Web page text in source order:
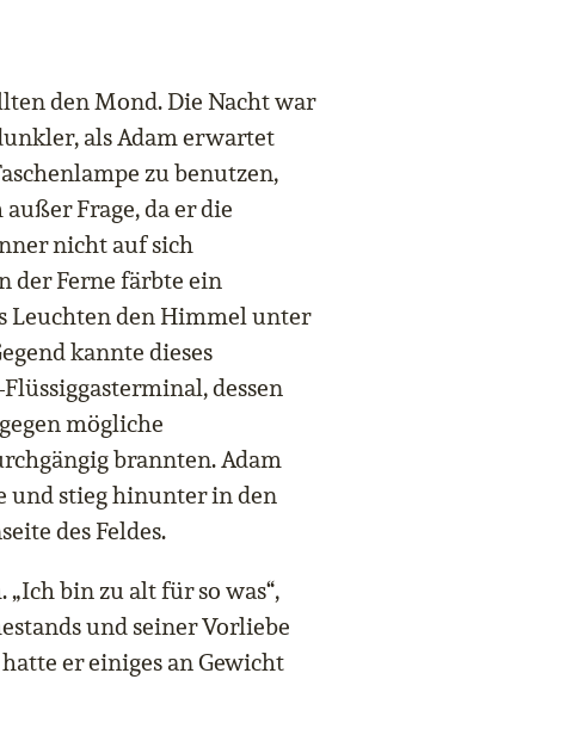
den Mond. Die Nacht war
als Adam erwartet
zu benutzen,
Frage, da er die
nicht auf sich
der Ferne färbte ein
Leuchten den Himmel unter
kannte dieses
dessen
mögliche
brannten. Adam
und stieg hinunter in den
des Feldes.
bin zu alt für so was“,
und seiner Vorliebe
er einiges an Gewicht